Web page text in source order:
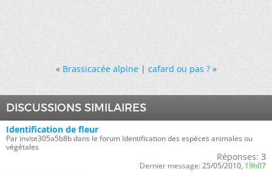
« Brassicacée alpine|cafard ou pas ? »
DISCUSSIONS SIMILAIRES
Identification de fleur
Par invite305a5b8b dans le forum Identification des espèces animales ou
végétales
Réponses: 3
Dernier message: 25/05/2010, 19h07